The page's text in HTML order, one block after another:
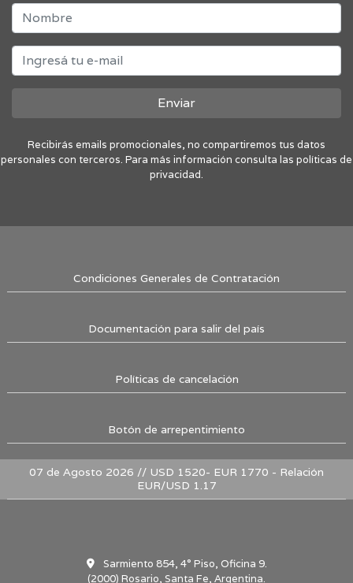
Enviar
Recibirás emails promocionales, no compartiremos tus datos
personales con terceros. Para más información consulta las políticas de
privacidad.
Condiciones Generales de Contratación
Documentación para salir del país
Políticas de cancelación
Botón de arrepentimiento
07 de Agosto 2026 // USD 1520- EUR 1770 - Relación
EUR/USD 1.17
Sarmiento 854, 4° Piso, Oficina 9.
(2000) Rosario, Santa Fe, Argentina.